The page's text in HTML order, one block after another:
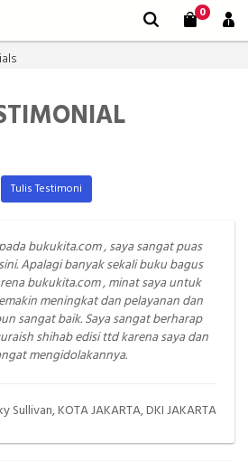
0
Tulis Testimoni
bukukita.com , saya sangat puas
Apalagi banyak sekali buku bagus
bukukita.com , minat saya untuk
meningkat dan pelayanan dan
sangat baik. Saya sangat berharap
shihab edisi ttd karena saya dan
mengidolakannya.
Sullivan, KOTA JAKARTA, DKI JAKARTA